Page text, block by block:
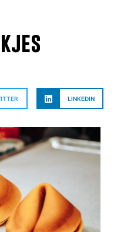
LINKEDIN